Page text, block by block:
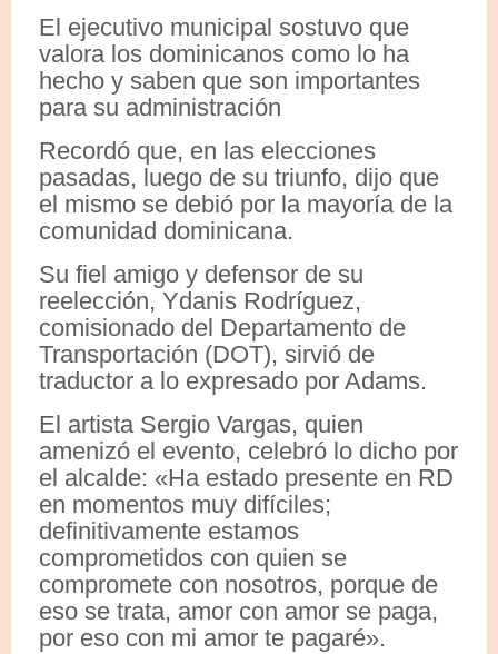
El ejecutivo municipal sostuvo que
valora los dominicanos como lo ha
hecho y saben que son importantes
para su administración
Recordó que, en las elecciones
pasadas, luego de su triunfo, dijo que
el mismo se debió por la mayoría de la
comunidad dominicana.
Su fiel amigo y defensor de su
reelección, Ydanis Rodríguez,
comisionado del Departamento de
Transportación (DOT), sirvió de
traductor a lo expresado por Adams.
El artista Sergio Vargas, quien
amenizó el evento, celebró lo dicho por
el alcalde: «Ha estado presente en RD
en momentos muy difíciles;
definitivamente estamos
comprometidos con quien se
compromete con nosotros, porque de
eso se trata, amor con amor se paga,
por eso con mi amor te pagaré».